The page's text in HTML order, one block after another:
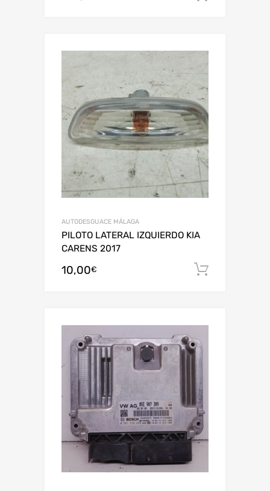
AUTODESGUACE MÁLAGA
PILOTO LATERAL IZQUIERDO KIA
CARENS 2017
10,00€